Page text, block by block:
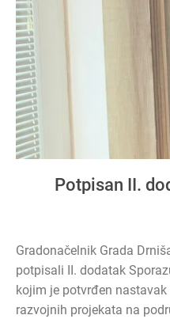
Potpisan II.
Gradonačelnik Grada
potpisali II. dodatak
kojim je potvrđen
razvojnih projekata na